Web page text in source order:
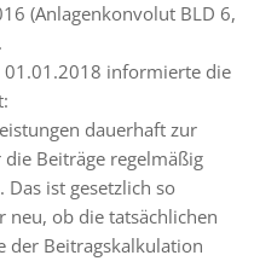
(Anlagenkonvolut BLD 6,
01.01.2018 informierte die
dauerhaft zur
Beiträge regelmäßig
ist gesetzlich so
neu, ob die tatsächlichen
der Beitragskalkulation